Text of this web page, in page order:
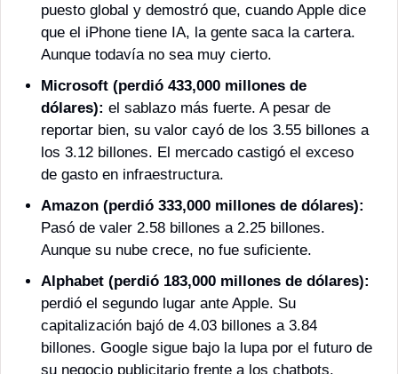
puesto global y demostró que, cuando Apple dice
que el iPhone tiene IA, la gente saca la cartera.
Aunque todavía no sea muy cierto.
Microsoft (perdió 433,000 millones de
dólares): el sablazo más fuerte. A pesar de
reportar bien, su valor cayó de los 3.55 billones a
los 3.12 billones. El mercado castigó el exceso
de gasto en infraestructura.
Amazon (perdió 333,000 millones de dólares):
Pasó de valer 2.58 billones a 2.25 billones.
Aunque su nube crece, no fue suficiente.
Alphabet (perdió 183,000 millones de dólares):
perdió el segundo lugar ante Apple. Su
capitalización bajó de 4.03 billones a 3.84
billones. Google sigue bajo la lupa por el futuro de
su negocio publicitario frente a los chatbots.